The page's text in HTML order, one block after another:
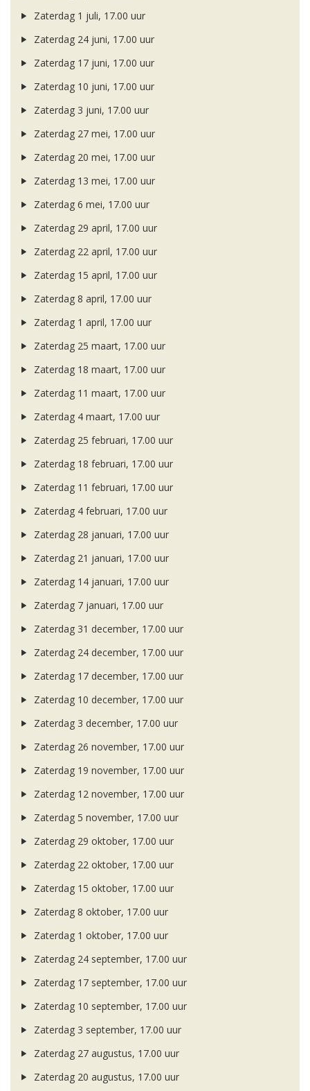
Zaterdag 1 juli, 17.00 uur
Zaterdag 24 juni, 17.00 uur
Zaterdag 17 juni, 17.00 uur
Zaterdag 10 juni, 17.00 uur
Zaterdag 3 juni, 17.00 uur
Zaterdag 27 mei, 17.00 uur
Zaterdag 20 mei, 17.00 uur
Zaterdag 13 mei, 17.00 uur
Zaterdag 6 mei, 17.00 uur
Zaterdag 29 april, 17.00 uur
Zaterdag 22 april, 17.00 uur
Zaterdag 15 april, 17.00 uur
Zaterdag 8 april, 17.00 uur
Zaterdag 1 april, 17.00 uur
Zaterdag 25 maart, 17.00 uur
Zaterdag 18 maart, 17.00 uur
Zaterdag 11 maart, 17.00 uur
Zaterdag 4 maart, 17.00 uur
Zaterdag 25 februari, 17.00 uur
Zaterdag 18 februari, 17.00 uur
Zaterdag 11 februari, 17.00 uur
Zaterdag 4 februari, 17.00 uur
Zaterdag 28 januari, 17.00 uur
Zaterdag 21 januari, 17.00 uur
Zaterdag 14 januari, 17.00 uur
Zaterdag 7 januari, 17.00 uur
Zaterdag 31 december, 17.00 uur
Zaterdag 24 december, 17.00 uur
Zaterdag 17 december, 17.00 uur
Zaterdag 10 december, 17.00 uur
Zaterdag 3 december, 17.00 uur
Zaterdag 26 november, 17.00 uur
Zaterdag 19 november, 17.00 uur
Zaterdag 12 november, 17.00 uur
Zaterdag 5 november, 17.00 uur
Zaterdag 29 oktober, 17.00 uur
Zaterdag 22 oktober, 17.00 uur
Zaterdag 15 oktober, 17.00 uur
Zaterdag 8 oktober, 17.00 uur
Zaterdag 1 oktober, 17.00 uur
Zaterdag 24 september, 17.00 uur
Zaterdag 17 september, 17.00 uur
Zaterdag 10 september, 17.00 uur
Zaterdag 3 september, 17.00 uur
Zaterdag 27 augustus, 17.00 uur
Zaterdag 20 augustus, 17.00 uur